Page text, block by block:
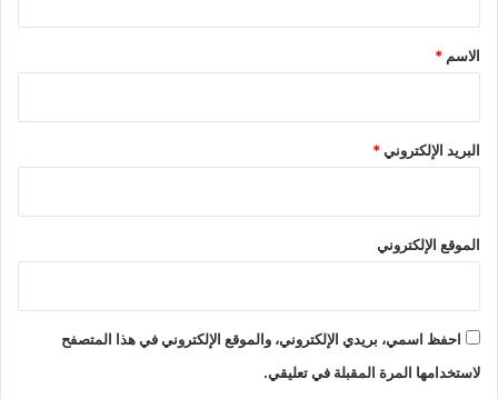
*
الاسم *
البريد الإلكتروني*
الموقع الإلكتروني
احفظ اسمي، بريدي الإلكتروني، والموقع الإلكتروني في هذا المتصفح
لاستخدامها المرة المقبلة في تعليقي.